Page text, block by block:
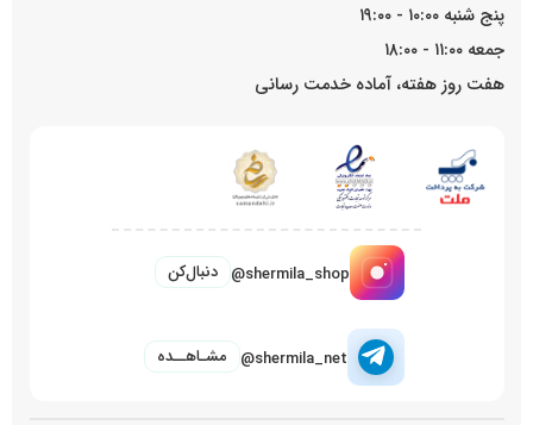
پنج شنبه ۱۰:۰۰ - ۱۹:۰۰
جمعه ۱۱:۰۰ - ۱۸:۰۰
هفت روز هفته، آماده خدمت رسانی
@shermila_shop دنبال‌کن
@shermila_net مشـاهــده